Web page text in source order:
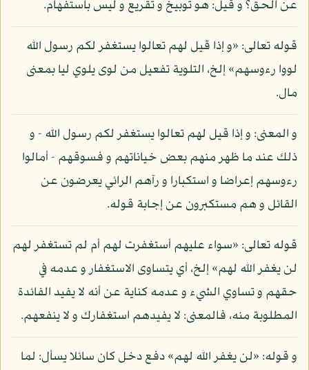
عن الحق؟ و قيل: هو توبيخ و تقريع و ليس باستفهام.
قوله تعالى: «و إذا قيل لهم تعالوا يستغفر لكم رسول الله
لووا رءوسهم» إلخ، التلوية تفعيل من لوى يلوي ليا بمعنى
مال.
و المعنى: و إذا قيل لهم تعالوا يستغفر لكم رسول الله - و
ذلك عند ما ظهر منهم بعض خياناتهم و فسوقهم - أمالوا
رءوسهم إعراضا و استكبارا و رآهم الرائي يعرضون عن
القائل و هم مستكبرون عن إجابة قوله.
قوله تعالى: «سواء عليهم أستغفرت لهم أم لم تستغفر لهم
لن يغفر الله لهم» إلخ، أي يتساوى الاستغفار و عدمه في
حقهم و تساوي الشيء و عدمه كناية عن أنه لا يفيد الفائدة
المطلوبة منه، فالمعنى: لا يفيدهم استغفارك و لا ينفعهم.
و قوله: «لن يغفر الله لهم» دفع دخل كان سائلا يسأل: لما